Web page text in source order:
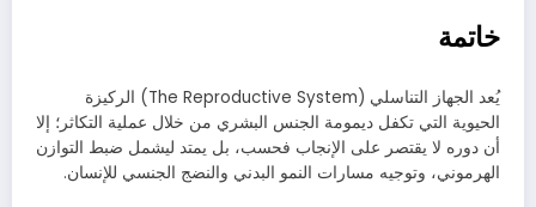
خاتمة
يُعد الجهاز التناسلي (The Reproductive System) الركيزة
الحيوية التي تكفل ديمومة الجنس البشري من خلال عملية التكاثر؛ إلا
أن دوره لا يقتصر على الإنجاب فحسب، بل يمتد ليشمل ضبط التوازن
الهرموني، وتوجيه مسارات النمو البدني والنضج الجنسي للإنسان.